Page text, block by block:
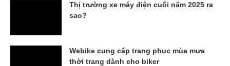
Thị trường xe máy điện cuối năm 2025 ra
sao?
Webike cung cấp trang phục mùa mưa
thời trang dành cho biker